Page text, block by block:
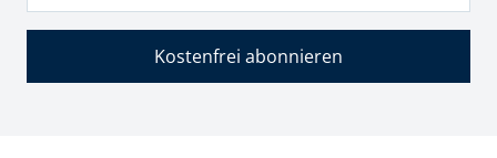
Kostenfrei abonnieren